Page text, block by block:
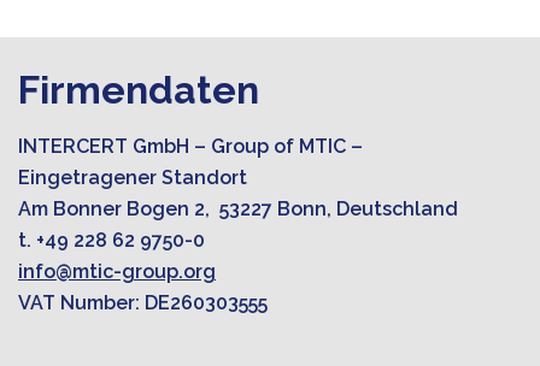
Firmendaten
INTERCERT GmbH – Group of MTIC –
Eingetragener Standort
Am Bonner Bogen 2, 53227 Bonn, Deutschland
t. +49 228 62 9750-0
info@mtic-group.org
VAT Number: DE260303555